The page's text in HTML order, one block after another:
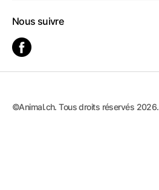
Nous suivre
©Animal.ch. Tous droits réservés 2026.